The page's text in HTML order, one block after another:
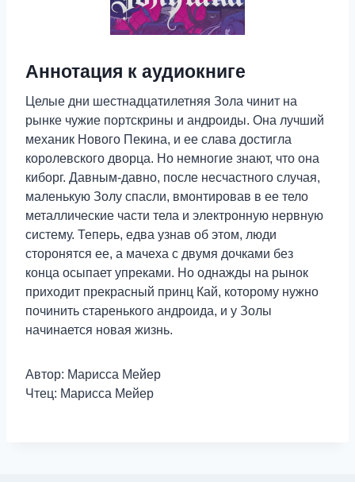
Аннотация к аудиокниге
Целые дни шестнадцатилетняя Зола чинит на
рынке чужие портскрины и андроиды. Она лучший
механик Нового Пекина, и ее слава достигла
королевского дворца. Но немногие знают, что она
киборг. Давным-давно, после несчастного случая,
маленькую Золу спасли, вмонтировав в ее тело
металлические части тела и электронную нервную
систему. Теперь, едва узнав об этом, люди
сторонятся ее, а мачеха с двумя дочками без
конца осыпает упреками. Но однажды на рынок
приходит прекрасный принц Кай, которому нужно
починить старенького андроида, и у Золы
начинается новая жизнь.
Автор: Марисса Мейер
Чтец: Марисса Мейер